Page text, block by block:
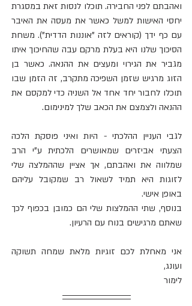
ההנאה ולצמצם את הכאב שלך למינימום.
באופן אישי.
שאתם מרגישים בנוח עם הרעיון.
ועונג,
לימור